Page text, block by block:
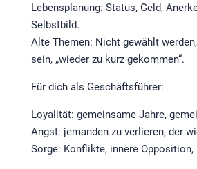
Lebensplanung: Status, Geld,
Selbstbild.
Alte Themen: Nicht gewählt
sein, „wieder zu kurz gekommen“.
Für dich als Geschäftsführer:
Loyalität: gemeinsame Jahre,
Angst: jemanden zu verlieren, der
Sorge: Konflikte, innere Opposition,